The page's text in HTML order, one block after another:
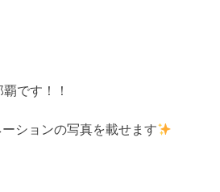
です！！
ションの写真を載せます